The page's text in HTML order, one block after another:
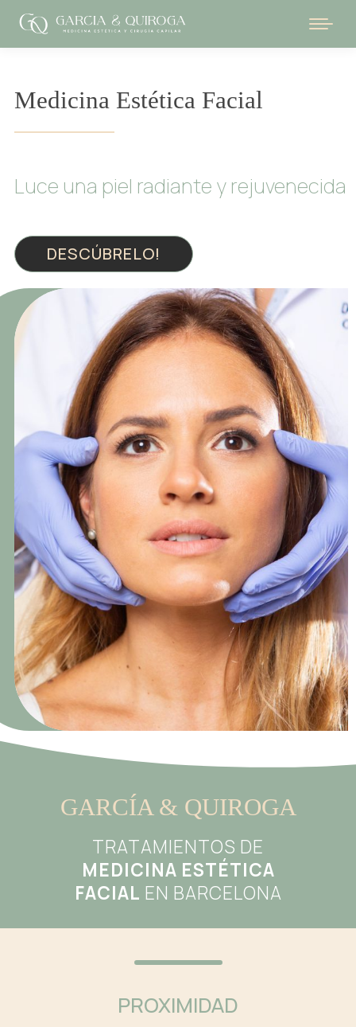
Medicina Estética Facial
Luce una piel radiante y rejuvenecida
DESCÚBRELO!
GARCÍA & QUIROGA
TRATAMIENTOS DE
MEDICINA ESTÉTICA
FACIAL EN BARCELONA
PROXIMIDAD